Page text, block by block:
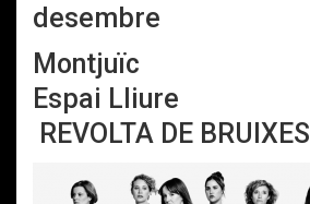
desembre
Montjuïc
Espai Lliure
REVOLTA DE BRUIXES